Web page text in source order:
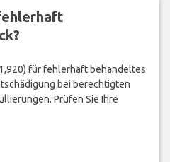
für fehlerhaft behandeltes
bei berechtigten
Prüfen Sie Ihre